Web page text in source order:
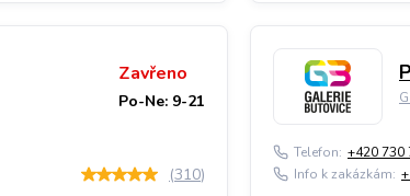
Zavřeno
Po-Ne: 9-21
(310)
Telefon: +420 730
Info k zakázkám: